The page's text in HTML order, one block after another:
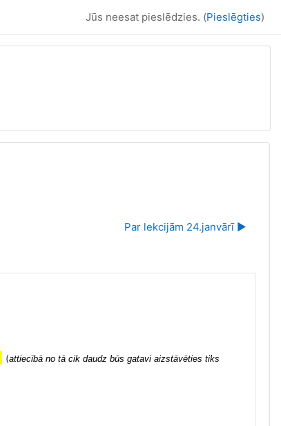
Jūs neesat pieslēdzies. (Pieslēgties)
Par lekcijām 24.janvārī ▶︎
(attiecībā no tā cik daudz būs gatavi aizstāvēties tiks